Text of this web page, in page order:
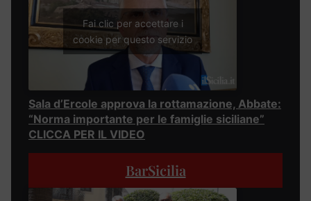
Fai clic per accettare i
cookie per questo servizio
Sala d’Ercole approva la rottamazione, Abbate:
“Norma importante per le famiglie siciliane”
CLICCA PER IL VIDEO
BarSicilia